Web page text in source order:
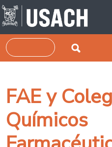
Pasar al contenido principal
Buscar
FAE y
Químicos